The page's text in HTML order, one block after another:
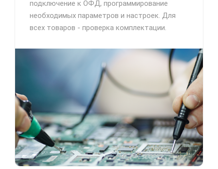
подключение к ОФД, программирование
необходимых параметров и настроек. Для
всех товаров - проверка комплектации.